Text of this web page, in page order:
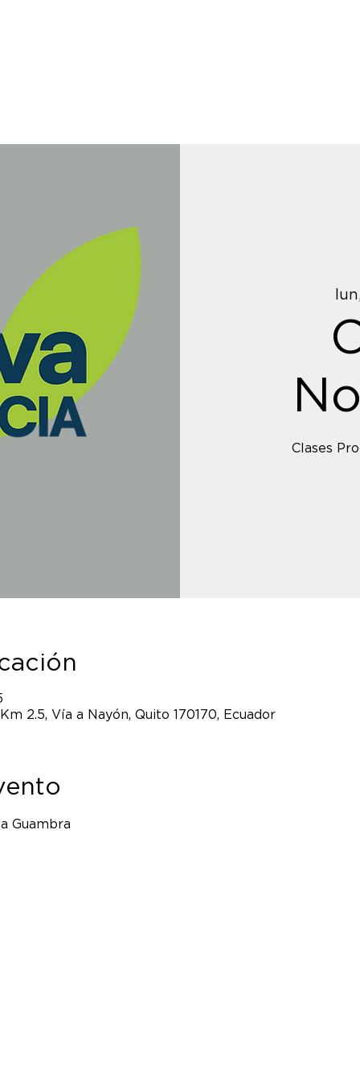
Clases
2.5, Vía a Nayón, Quito 170170, Ecuador
Guambra